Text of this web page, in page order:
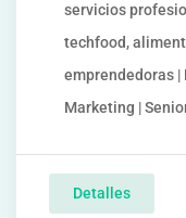
servicios
techfood,
emprendedoras |
Marketing |
Detalles